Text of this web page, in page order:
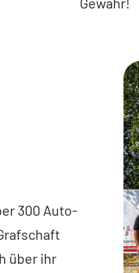
300 Auto-
über ihr